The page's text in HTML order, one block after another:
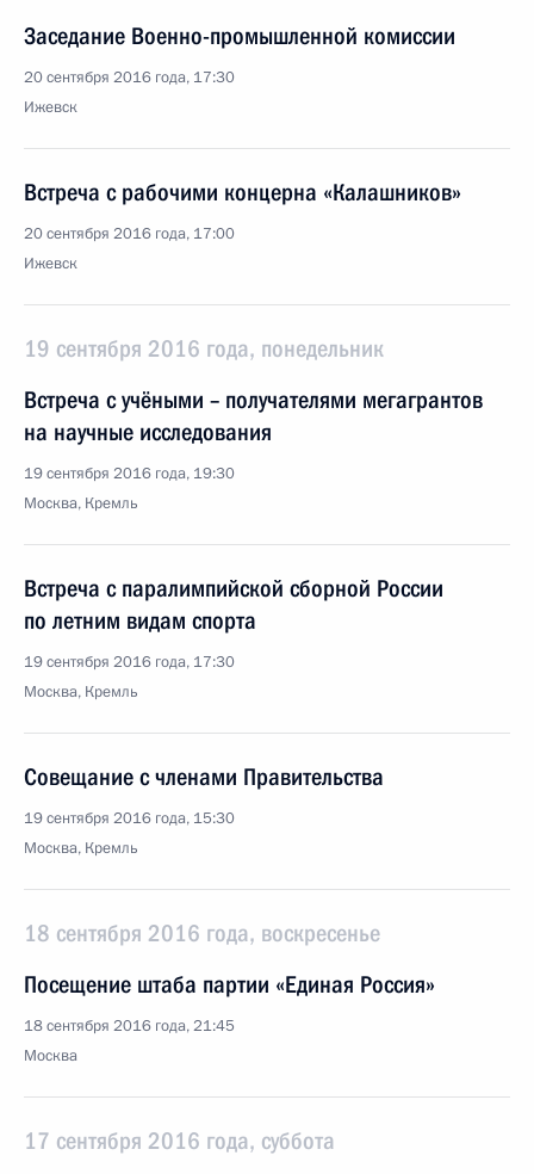
Заседание Военно-промышленной комиссии
20 сентября 2016 года, 17:30
Ижевск
Встреча с рабочими концерна «Калашников»
20 сентября 2016 года, 17:00
Ижевск
19 сентября 2016 года, понедельник
Встреча с учёными – получателями мегагрантов
на научные исследования
19 сентября 2016 года, 19:30
Москва, Кремль
Встреча с паралимпийской сборной России
по летним видам спорта
19 сентября 2016 года, 17:30
Москва, Кремль
Совещание с членами Правительства
19 сентября 2016 года, 15:30
Москва, Кремль
18 сентября 2016 года, воскресенье
Посещение штаба партии «Единая Россия»
18 сентября 2016 года, 21:45
Москва
17 сентября 2016 года, суббота